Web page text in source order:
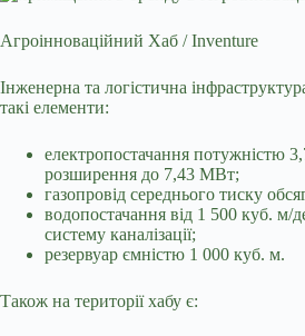
Агроінноваційний Хаб / Inventure
Інженерна та логістична
такі елементи:
електропостачання потужністю
розширення до 7,43 МВт;
газопровід середнього тиску
водопостачання від 1 500 куб. м/
систему каналізації;
резервуар ємністю 1 000 куб. м.
Також на території хабу є: